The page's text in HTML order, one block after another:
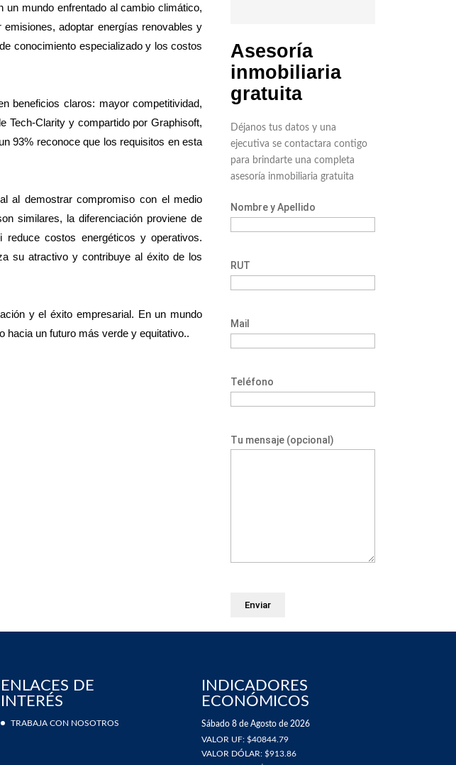
mundo enfrentado al cambio climático,
adoptar energías renovables y
conocimiento especializado y los costos
beneficios claros: mayor competitividad,
Tech-Clarity y compartido por Graphisoft,
93% reconoce que los requisitos en esta
al demostrar compromiso con el medio
similares, la diferenciación proviene de
costos energéticos y operativos.
su atractivo y contribuye al éxito de los
y el éxito empresarial. En un mundo
hacia un futuro más verde y equitativo..
Asesoría
inmobiliaria
gratuita
Déjanos tus datos y una
ejecutiva se contactara contigo
para brindarte una completa
asesoría inmobiliaria gratuita
Nombre y Apellido
RUT
Mail
Teléfono
Tu mensaje (opcional)
ENLACES DE
INTERÉS
TRABAJA CON NOSOTROS
INDICADORES
ECONÓMICOS
Sábado 8 de Agosto de 2026
VALOR UF: $40844.79
VALOR DÓLAR: $913.86